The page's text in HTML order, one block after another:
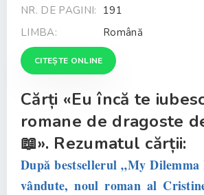
NR. DE PAGINI: 191
LIMBA:
Română
CITEȘTE ONLINE
Cărți «Eu încă te
romane de dragoste
📖». Rezumatul cărții:
După bestsellerul „My Dilemma
vândute, noul roman al